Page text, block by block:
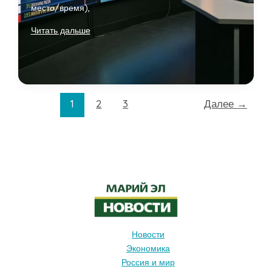
место/время),
Спорт
Эл:
ключевые
Читать дальше
1 2 3 Далее →
Новости
Экономика
Россия и мир